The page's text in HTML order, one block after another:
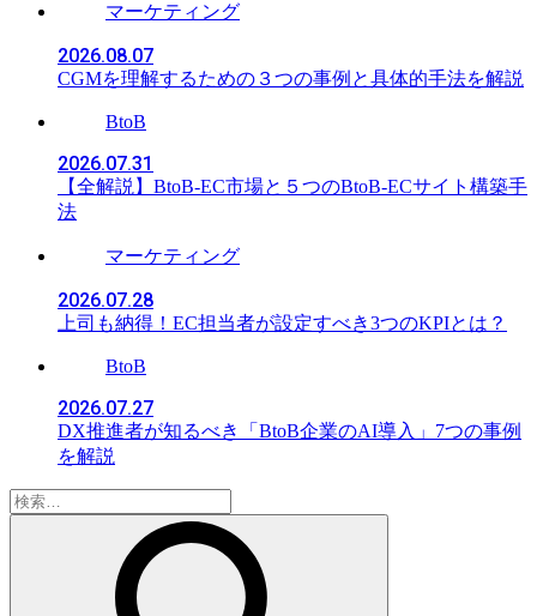
マーケティング
2026.08.07
CGMを理解するための３つの事例と具体的手法を解説
BtoB
2026.07.31
【全解説】BtoB-EC市場と５つのBtoB-ECサイト構築手
法
マーケティング
2026.07.28
上司も納得！EC担当者が設定すべき3つのKPIとは？
BtoB
2026.07.27
DX推進者が知るべき「BtoB企業のAI導入」7つの事例
を解説
検
索: